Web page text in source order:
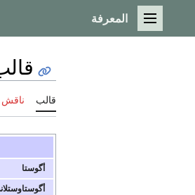
القائمة الرئيسية
المعرفة
قالب ناقش
أگوستا